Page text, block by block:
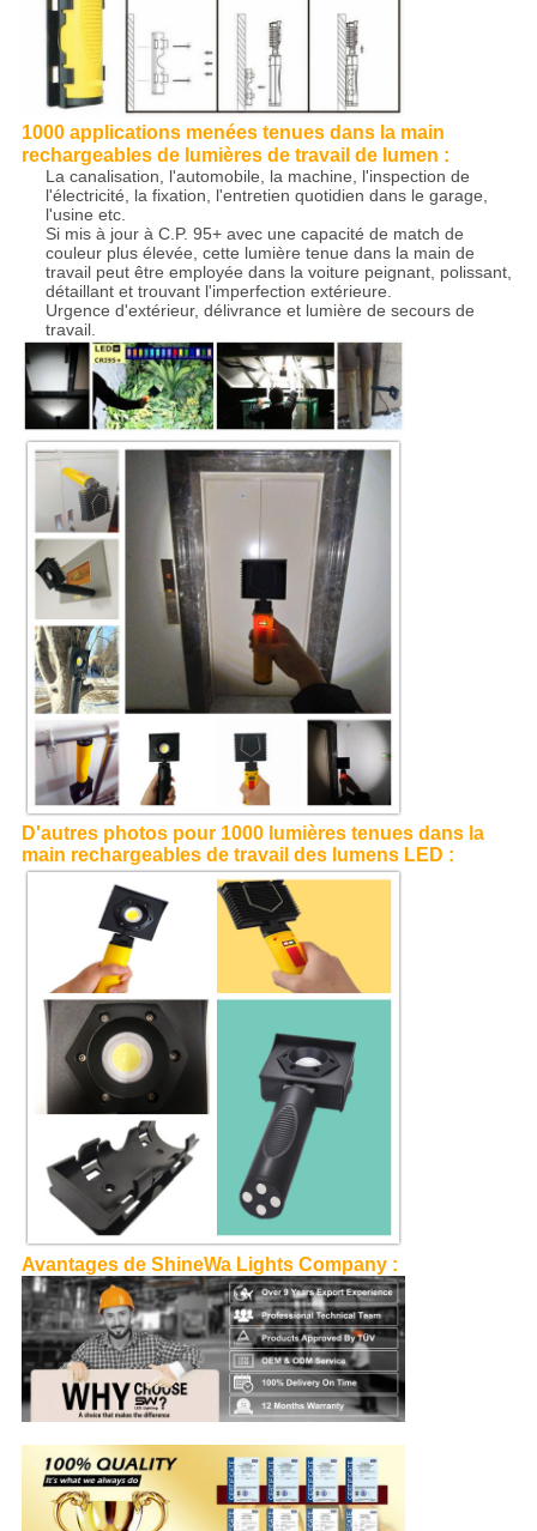
1000 applications menées tenues dans la main
rechargeables de lumières de travail de lumen :
La canalisation, l'automobile, la machine, l'inspection de
l'électricité, la fixation, l'entretien quotidien dans le garage,
l'usine etc.
Si mis à jour à C.P. 95+ avec une capacité de match de
couleur plus élevée, cette lumière tenue dans la main de
travail peut être employée dans la voiture peignant, polissant,
détaillant et trouvant l'imperfection extérieure.
Urgence d'extérieur, délivrance et lumière de secours de
travail.
D'autres photos pour 1000 lumières tenues dans la
main rechargeables de travail des lumens LED :
Avantages de ShineWa Lights Company :